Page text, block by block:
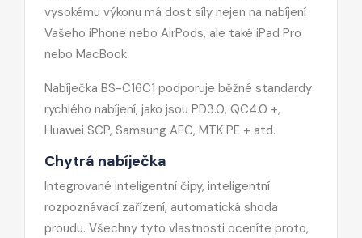
vysokému výkonu má dost síly nejen na nabíjení
Vašeho iPhone nebo AirPods, ale také iPad Pro
nebo MacBook.
Nabíječka BS-C16C1 podporuje běžné standardy
rychlého nabíjení, jako jsou PD3.0, QC4.0 +,
Huawei SCP, Samsung AFC, MTK PE + atd.
Chytrá nabíječka
Integrované inteligentní čipy, inteligentní
rozpoznávací zařízení, automatická shoda
proudu. Všechny tyto vlastnosti oceníte proto,